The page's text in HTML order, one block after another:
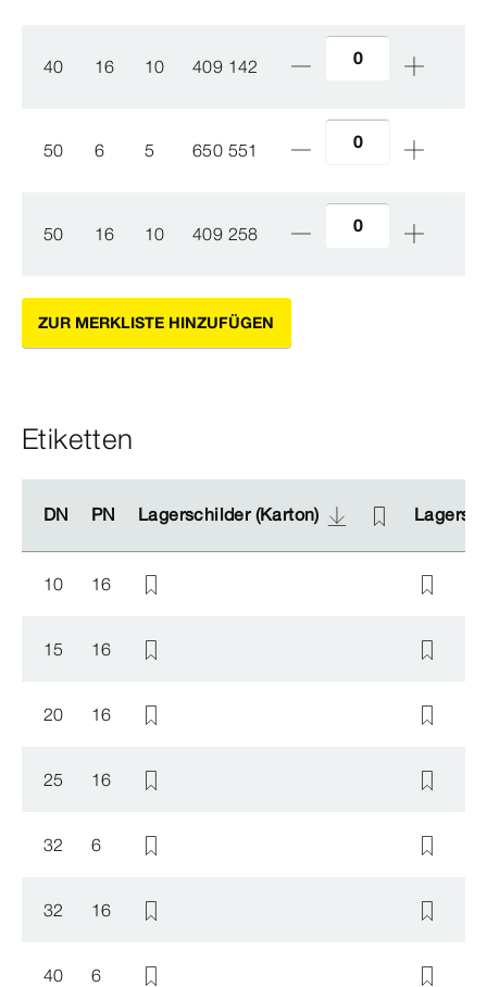
40 16 10 409 142
50 6 5 650 551
50 16 10 409 258
ZUR MERKLISTE HINZUFÜGEN
Etiketten
DN PN Lagerschilder (Karton)
DN PN Lagerschilder (Karton)
10 16
15 16
20 16
25 16
32 6
32 16
40 6